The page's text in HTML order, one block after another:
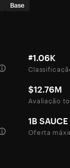
Base
#1.06K
$12.76M
1B SAUCE
Oferta